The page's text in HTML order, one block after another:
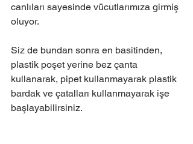
canlıları sayesinde vücutlarımıza girmiş
oluyor.
Siz de bundan sonra en basitinden,
plastik poşet yerine bez çanta
kullanarak, pipet kullanmayarak plastik
bardak ve çatalları kullanmayarak işe
başlayabilirsiniz.